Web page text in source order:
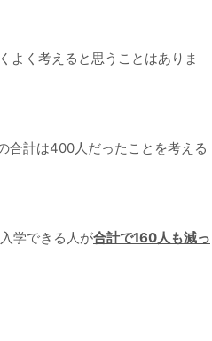
よく考えると思うことはありま
合計は400人だったことを考える
学できる人が合計で160人も減っ